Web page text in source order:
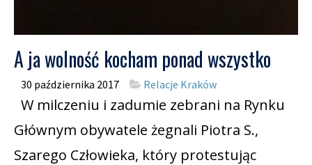
A ja wolność kocham ponad wszystko
30 października 2017 Relacje Kraków
W milczeniu i zadumie zebrani na Rynku
Głównym obywatele żegnali Piotra S.,
Szarego Człowieka, który protestując